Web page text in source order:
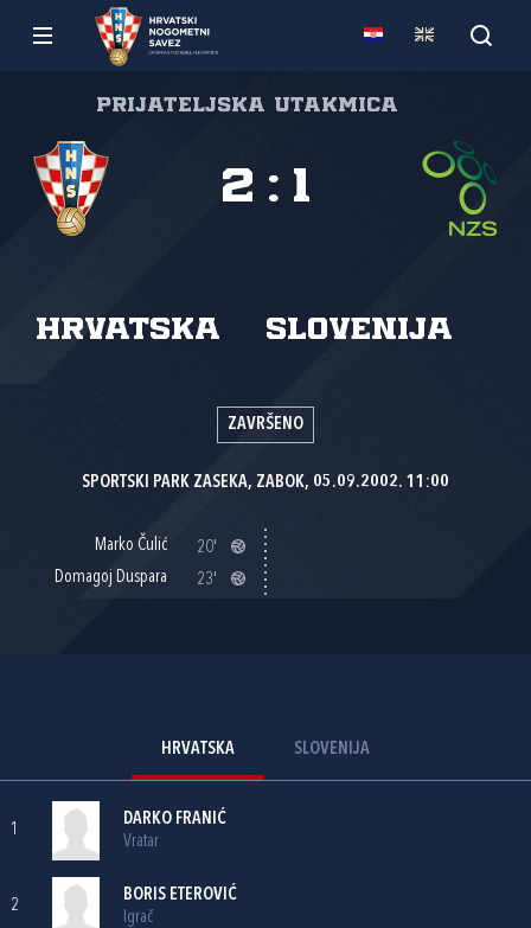
Prijateljska utakmica
Hrvatska Slovenija
2 : 1
ZAVRŠENO
SPORTSKI PARK ZASEKA, ZABOK, 05.09.2002. 11:00
Marko Čulić
20'
Domagoj Duspara
23'
HRVATSKA SLOVENIJA
1
DARKO FRANIĆ
Vratar
2
BORIS ETEROVIĆ
Igrač